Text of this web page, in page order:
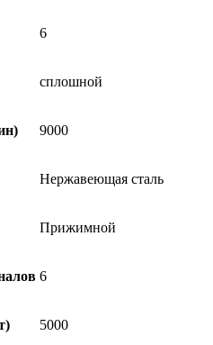
6
сплошной
9000
Нержавеющая сталь
Прижимной
6
5000